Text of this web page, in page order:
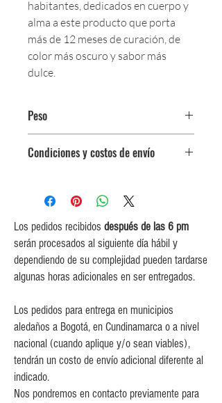
habitantes, dedicados en cuerpo y
alma a este producto que porta
más de 12 meses de curación, de
color más oscuro y sabor más
dulce.
Peso
Condiciones y costos de envío
iguales o mayores a $350,000.
$5,000 para pedidos entre
$150,000 y $349,999.
$10,000 para pedidos entre
$80,000 y $149,999.
$15,000 para pedidos menores de
$80,000
Los pedidos recibidos después de las 6 pm
serán procesados al siguiente día hábil y
dependiendo de su complejidad pueden tardarse
algunas horas adicionales en ser entregados.
Los pedidos para entrega en municipios
aledaños a Bogotá, en Cundinamarca o a nivel
nacional (cuando aplique y/o sean viables),
tendrán un costo de envío adicional diferente al
indicado.
Nos pondremos en contacto previamente para